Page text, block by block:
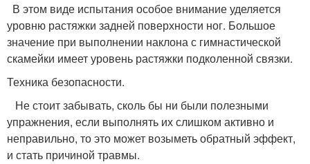
В этом виде испытания особое внимание уделяется
уровню растяжки задней поверхности ног. Большое
значение при выполнении наклона с гимнастической
скамейки имеет уровень растяжки подколенной связки.
Техника безопасности.
Не стоит забывать, сколь бы ни были полезными
упражнения, если выполнять их слишком активно и
неправильно, то это может возыметь обратный эффект,
и стать причиной травмы.